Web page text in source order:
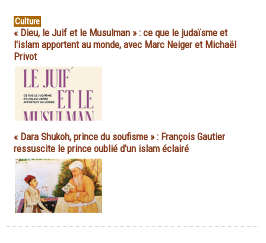
Culture
« Dieu, le Juif et le Musulman » : ce que le judaïsme et
l'islam apportent au monde, avec Marc Neiger et Michaël
Privot
« Dara Shukoh, prince du soufisme » : François Gautier
ressuscite le prince oublié d'un islam éclairé